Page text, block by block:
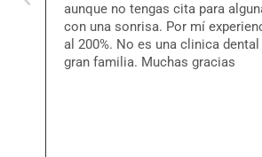
aunque no tengas cita para
con una sonrisa. Por mí
al 200%. No es una clinica
gran familia. Muchas gracias